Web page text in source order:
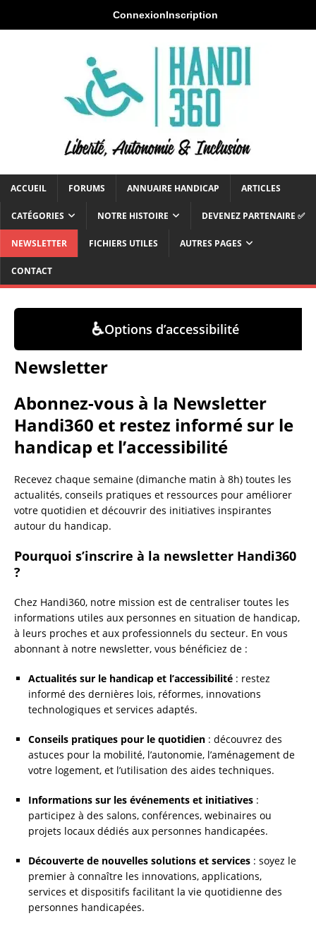
ConnexionInscription
ACCUEIL FORUMS ANNUAIRE HANDICAP ARTICLES
CATÉGORIES NOTRE HISTOIRE DEVENEZ PARTENAIRE ✅
NEWSLETTER FICHIERS UTILES AUTRES PAGES
CONTACT
♿Options d’accessibilité
Newsletter
Abonnez-vous à la Newsletter
Handi360 et restez informé sur le
handicap et l’accessibilité
Recevez chaque semaine (dimanche matin à 8h) toutes les
actualités, conseils pratiques et ressources pour améliorer
votre quotidien et découvrir des initiatives inspirantes
autour du handicap.
Pourquoi s’inscrire à la newsletter Handi360
?
Chez Handi360, notre mission est de centraliser toutes les
informations utiles aux personnes en situation de handicap,
à leurs proches et aux professionnels du secteur. En vous
abonnant à notre newsletter, vous bénéficiez de :
Actualités sur le handicap et l’accessibilité : restez
informé des dernières lois, réformes, innovations
technologiques et services adaptés.
Conseils pratiques pour le quotidien : découvrez des
astuces pour la mobilité, l’autonomie, l’aménagement de
votre logement, et l’utilisation des aides techniques.
Informations sur les événements et initiatives :
participez à des salons, conférences, webinaires ou
projets locaux dédiés aux personnes handicapées.
Découverte de nouvelles solutions et services : soyez le
premier à connaître les innovations, applications,
services et dispositifs facilitant la vie quotidienne des
personnes handicapées.